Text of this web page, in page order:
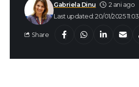
Last updated: 20/01/2025 11:03
Gabriela Dinu 2 ani ago
Share